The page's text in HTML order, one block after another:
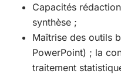
Capacités
synthèse ;
Maîtrise des outils
PowerPoint) ; la
traitement